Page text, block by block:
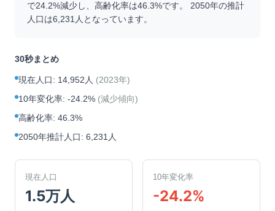
で24.2%減少し、高齢化率は46.3%です。 2050年の推計
人口は6,231 人となっています。
30秒まとめ
現在人口: 14,952人 (2023年)
10年変化率: -24.2% (減少傾向)
高齢化率: 46.3%
2050年推計人口: 6,231人
現在人口
1.5万人
10年変化率
-24.2%